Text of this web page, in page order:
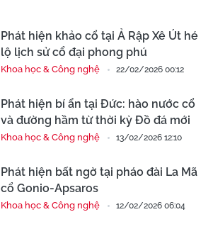
Phát hiện khảo cổ tại Ả Rập Xê Út hé
lộ lịch sử cổ đại phong phú
Khoa học & Công nghệ 22/02/2026 00:12
Phát hiện bí ẩn tại Đức: hào nước cổ
và đường hầm từ thời kỳ Đồ đá mới
Khoa học & Công nghệ 13/02/2026 12:10
Phát hiện bất ngờ tại pháo đài La Mã
cổ Gonio-Apsaros
Khoa học & Công nghệ 12/02/2026 06:04